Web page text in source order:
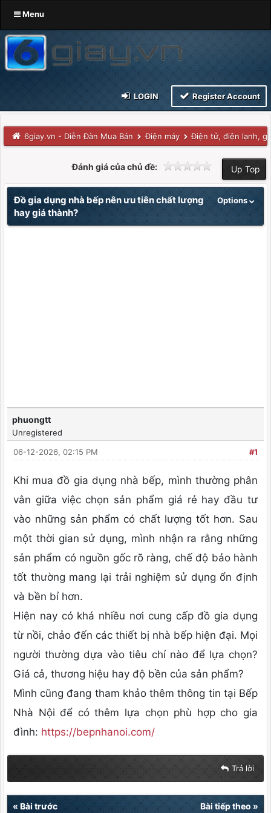
Menu
LOGIN Register Account
6giay.vn - Diễn Đàn Mua Bán Điện máy Điện tử, điện lạnh,
Up Top
Đánh giá của chủ đề:
Options
Đồ gia dụng nhà bếp nên ưu tiên chất lượng
hay giá thành?
phuongtt
Unregistered
#1
06-12-2026, 02:15 PM
Khi mua đồ gia dụng nhà bếp, mình thường phân
vân giữa việc chọn sản phẩm giá rẻ hay đầu tư
vào những sản phẩm có chất lượng tốt hơn. Sau
một thời gian sử dụng, mình nhận ra rằng những
sản phẩm có nguồn gốc rõ ràng, chế độ bảo hành
tốt thường mang lại trải nghiệm sử dụng ổn định
và bền bỉ hơn.
Hiện nay có khá nhiều nơi cung cấp đồ gia dụng
từ nồi, chảo đến các thiết bị nhà bếp hiện đại. Mọi
người thường dựa vào tiêu chí nào để lựa chọn?
Giá cả, thương hiệu hay độ bền của sản phẩm?
Mình cũng đang tham khảo thêm thông tin tại Bếp
Nhà Nội để có thêm lựa chọn phù hợp cho gia
đình: https://bepnhanoi.com/
Trả lời
« Bài trước Bài tiếp theo»